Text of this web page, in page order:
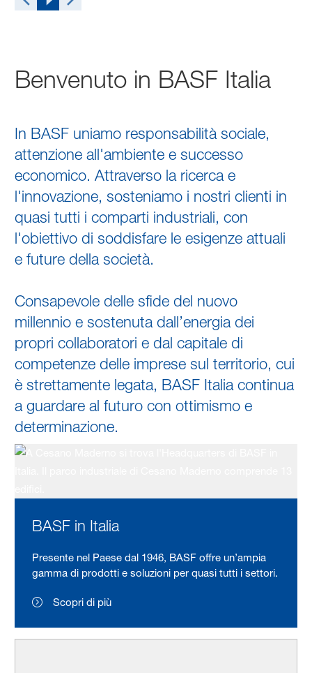
Benvenuto in BASF Italia
In BASF uniamo responsabilità sociale,
attenzione all'ambiente e successo
economico. Attraverso la ricerca e
l'innovazione, sosteniamo i nostri clienti in
quasi tutti i comparti industriali, con
l'obiettivo di soddisfare le esigenze attuali
e future della società.
Consapevole delle sfide del nuovo
millennio e sostenuta dall’energia dei
propri collaboratori e dal capitale di
competenze delle imprese sul territorio, cui
è strettamente legata, BASF Italia continua
a guardare al futuro con ottimismo e
determinazione.
BASF in Italia
Presente nel Paese dal 1946, BASF offre un’ampia
gamma di prodotti e soluzioni per quasi tutti i settori.
Scopri di più